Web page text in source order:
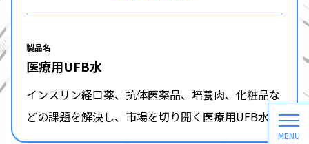
製品名
医療用UFB水
インスリン経口薬、抗体医薬品、培養肉、化粧品な
どの課題を解決し、市場を切り開く医療用UFB水